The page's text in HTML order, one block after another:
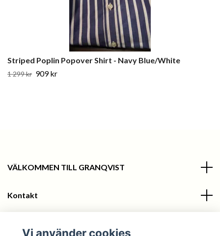
Striped Poplin Popover Shirt - Navy Blue/White
1 299 kr 909 kr
VÄLKOMMEN TILL GRANQVIST
Kontakt
Vi använder cookies